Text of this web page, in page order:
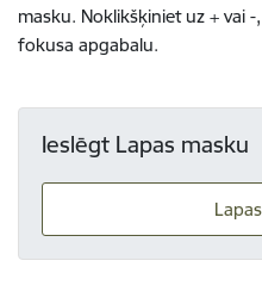
masku. Noklikšķiniet uz + vai
fokusa apgabalu.
Ieslēgt Lapas masku